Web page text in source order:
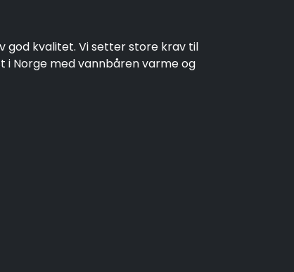
god kvalitet. Vi setter store krav til
i Norge med vannbåren varme og